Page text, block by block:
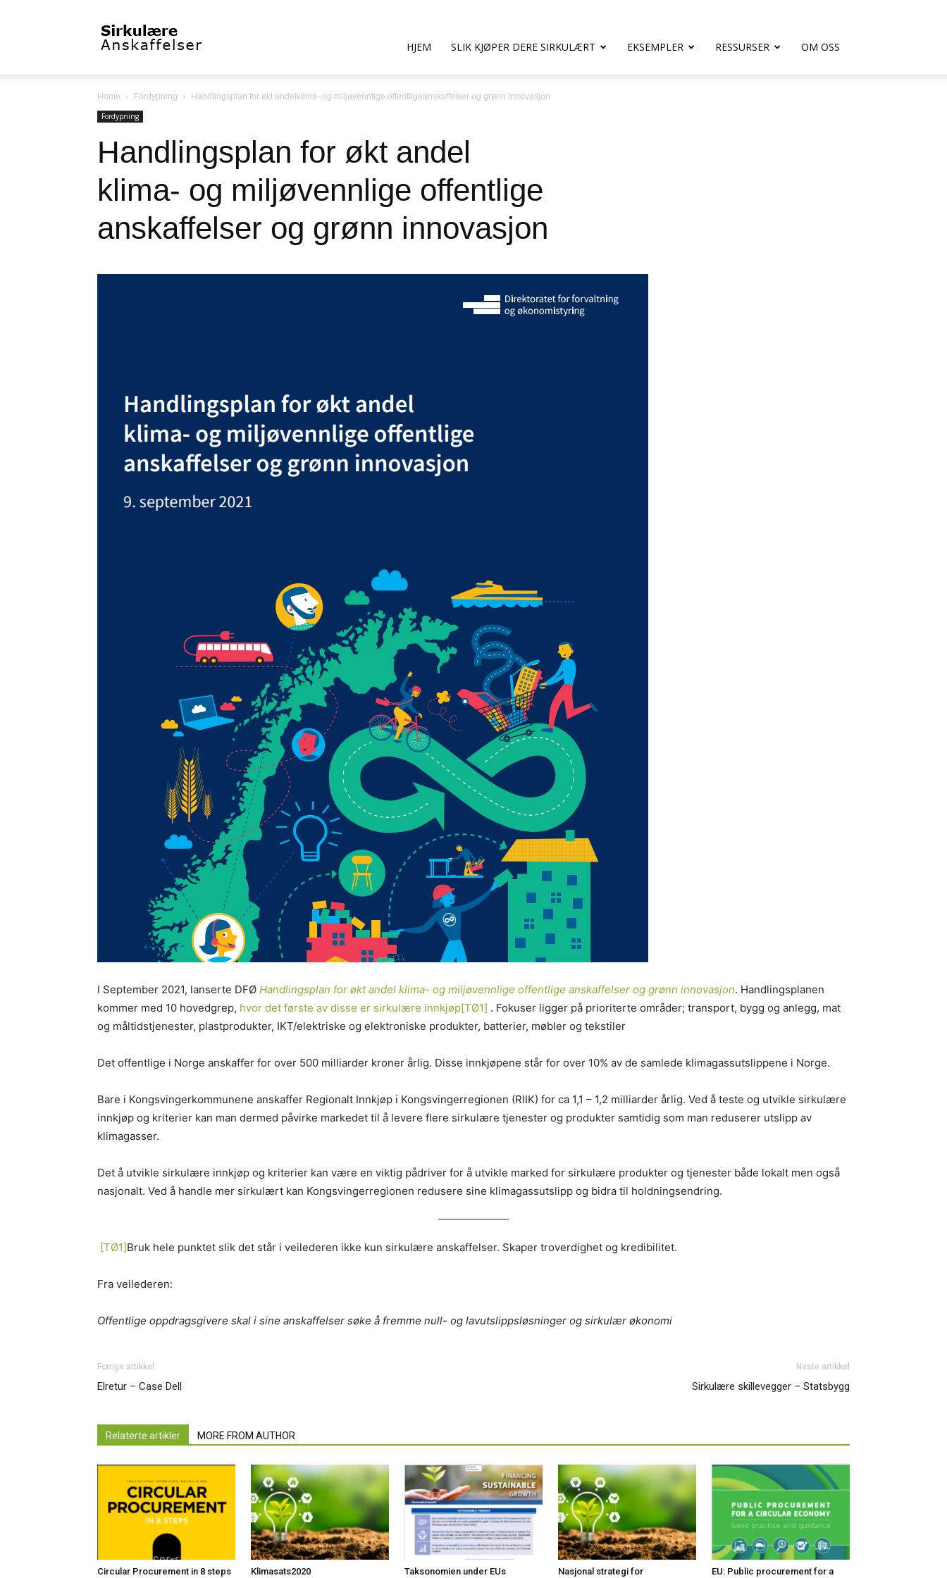
HJEM SLIK KJØPER DERE SIRKULÆRT EKSEMPLER RESSURSER OM OSS
Home Fordypning
Handlingsplan for økt andelklima- og miljøvennlige offentligeanskaffelser og grønn innovasjon
Fordypning
Handlingsplan for økt andel
klima- og miljøvennlige offentlige
anskaffelser og grønn innovasjon
I September 2021, lanserte DFØ Handlingsplan for økt andel klima- og miljøvennlige offentlige anskaffelser og grønn innovasjon. Handlingsplanen
kommer med 10 hovedgrep, hvor det første av disse er sirkulære innkjøp[TØ1] . Fokuser ligger på prioriterte områder; transport, bygg og anlegg, mat
og måltidstjenester, plastprodukter, IKT/elektriske og elektroniske produkter, batterier, møbler og tekstiler
Det offentlige i Norge anskaffer for over 500 milliarder kroner årlig. Disse innkjøpene står for over 10% av de samlede klimagassutslippene i Norge.
Bare i Kongsvingerkommunene anskaffer Regionalt Innkjøp i Kongsvingerregionen (RIIK) for ca 1,1 – 1,2 milliarder årlig. Ved å teste og utvikle sirkulære
innkjøp og kriterier kan man dermed påvirke markedet til å levere flere sirkulære tjenester og produkter samtidig som man reduserer utslipp av
klimagasser.
Det å utvikle sirkulære innkjøp og kriterier kan være en viktig pådriver for å utvikle marked for sirkulære produkter og tjenester både lokalt men også
nasjonalt. Ved å handle mer sirkulært kan Kongsvingerregionen redusere sine klimagassutslipp og bidra til holdningsendring.
[TØ1]Bruk hele punktet slik det står i veilederen ikke kun sirkulære anskaffelser. Skaper troverdighet og kredibilitet.
Fra veilederen:
Offentlige oppdragsgivere skal i sine anskaffelser søke å fremme null- og lavutslippsløsninger og sirkulær økonomi
Forrige artikkel
Elretur – Case Dell
Neste artikkel
Sirkulære skillevegger – Statsbygg
Relaterte artikler MORE FROM AUTHOR
Circular Procurement in 8 steps Klimasats2020 Taksonomien under EUs Nasjonal strategi for EU: Public procurement for a